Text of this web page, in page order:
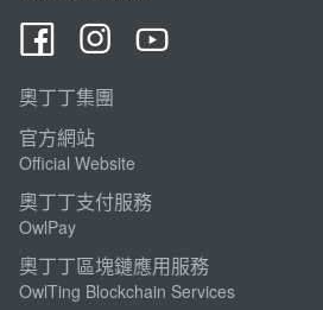
奧丁丁集團
官方網站
Official Website
奧丁丁支付服務
OwlPay
奧丁丁區塊鏈應用服務
OwlTing Blockchain Services